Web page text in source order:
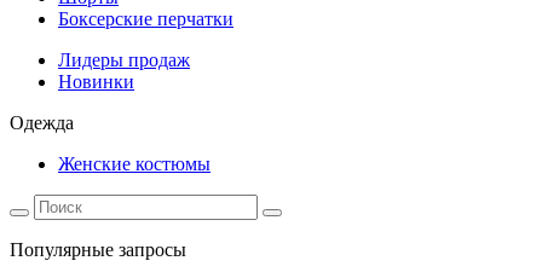
Боксерские перчатки
Лидеры продаж
Новинки
Одежда
Женские костюмы
Популярные запросы